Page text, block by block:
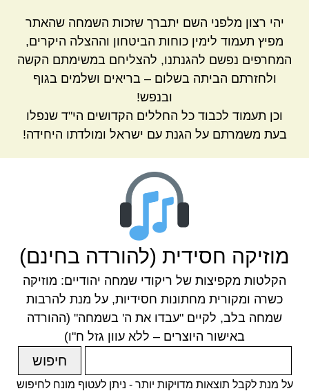
יהי רצון מלפני השם יתברך שזכות השמחה שהאתר
מפיץ תעמוד לימין כוחות הביטחון וההצלה היקרים,
המחרפים נפשם להגנתנו, להצליחם במשימתם הקשה
ולחזרתם הביתה בשלום – בריאים ושלמים בגוף
ובנפש!
וכן תעמוד לכבוד כל החללים הקדושים הי"ד שנפלו
בעת משמרתם על הגנת עם ישראל ומולדתו היחידה!
מוזיקה חסידית (להורדה בחינם)
הקלטות מקפיצות של ריקודי שמחה יהודיים: מוזיקה
כשרה ומקורית מחתונות חסידיות, על מנת להרבות
שמחה בלב, לקיים "עבדו את ה' בשמחה" (ההורדה
באישור היוצרים – ללא עוון גזל ח"ו)
על מנת לקבל תוצאות מדויקות יותר - ניתן לעטוף מונח לחיפוש